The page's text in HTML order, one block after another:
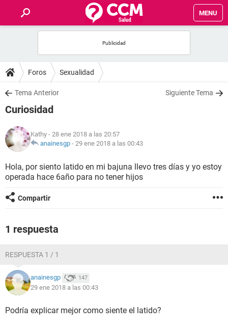
MENU
FOROS
SALUD
NUTRICIÓN
BIENESTAR
SEXUALIDAD
Foros Sexualidad
Tema Anterior Siguiente Tema
Curiosidad
Kathy - 28 ene 2018 a las 20:57
anainesgp - 29 ene 2018 a las 00:43
Hola, por siento latido en mi bajuna llevo tres días y yo estoy
operada hace 6año para no tener hijos
Compartir
1 respuesta
RESPUESTA 1 / 1
anainesgp 147
29 ene 2018 a las 00:43
Podría explicar mejor como siente el latido?